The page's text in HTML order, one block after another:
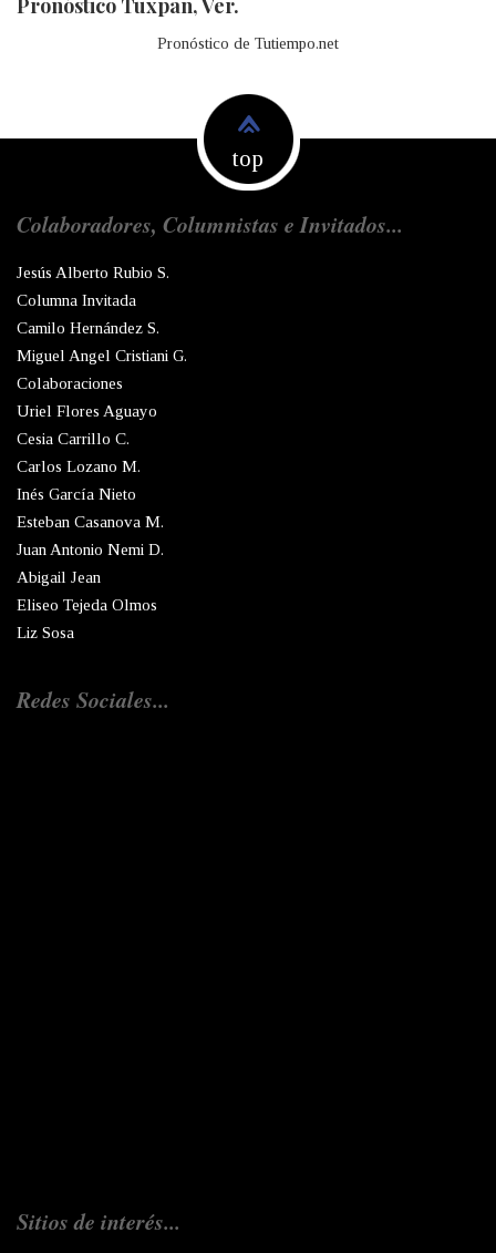
Pronóstico Tuxpan, Ver.
Pronóstico de Tutiempo.net
top
Colaboradores, Columnistas e Invitados...
Jesús Alberto Rubio S.
Columna Invitada
Camilo Hernández S.
Miguel Angel Cristiani G.
Colaboraciones
Uriel Flores Aguayo
Cesia Carrillo C.
Carlos Lozano M.
Inés García Nieto
Esteban Casanova M.
Juan Antonio Nemi D.
Abigail Jean
Eliseo Tejeda Olmos
Liz Sosa
Redes Sociales...
Sitios de interés...